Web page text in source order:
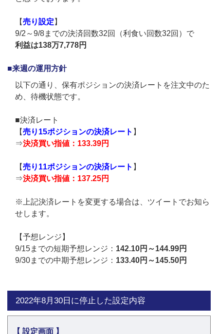
【売り設定 】
9/2～9/8までの決済回数32回（利食い回数32回）で
利益は138万7,778円
■来週の運用方針
以下の通り、保有ポジションの決済レートを注文中のた
め、待機状態です。
■決済レート
【売り15ポジションの決済レート 】
⇒決済買い指値：133.39円
【売り11ポジションの決済レート 】
⇒決済買い指値：137.25円
※上記決済レートを変更する場合は、ツイートでお知ら
せします。
【予想レンジ】
9/15までの短期予想レンジ： 142.10円～144.99円
9/30までの中期予想レンジ： 133.40円～145.50円
2022年8月30日に停止した設定内容
【 設定画面 】